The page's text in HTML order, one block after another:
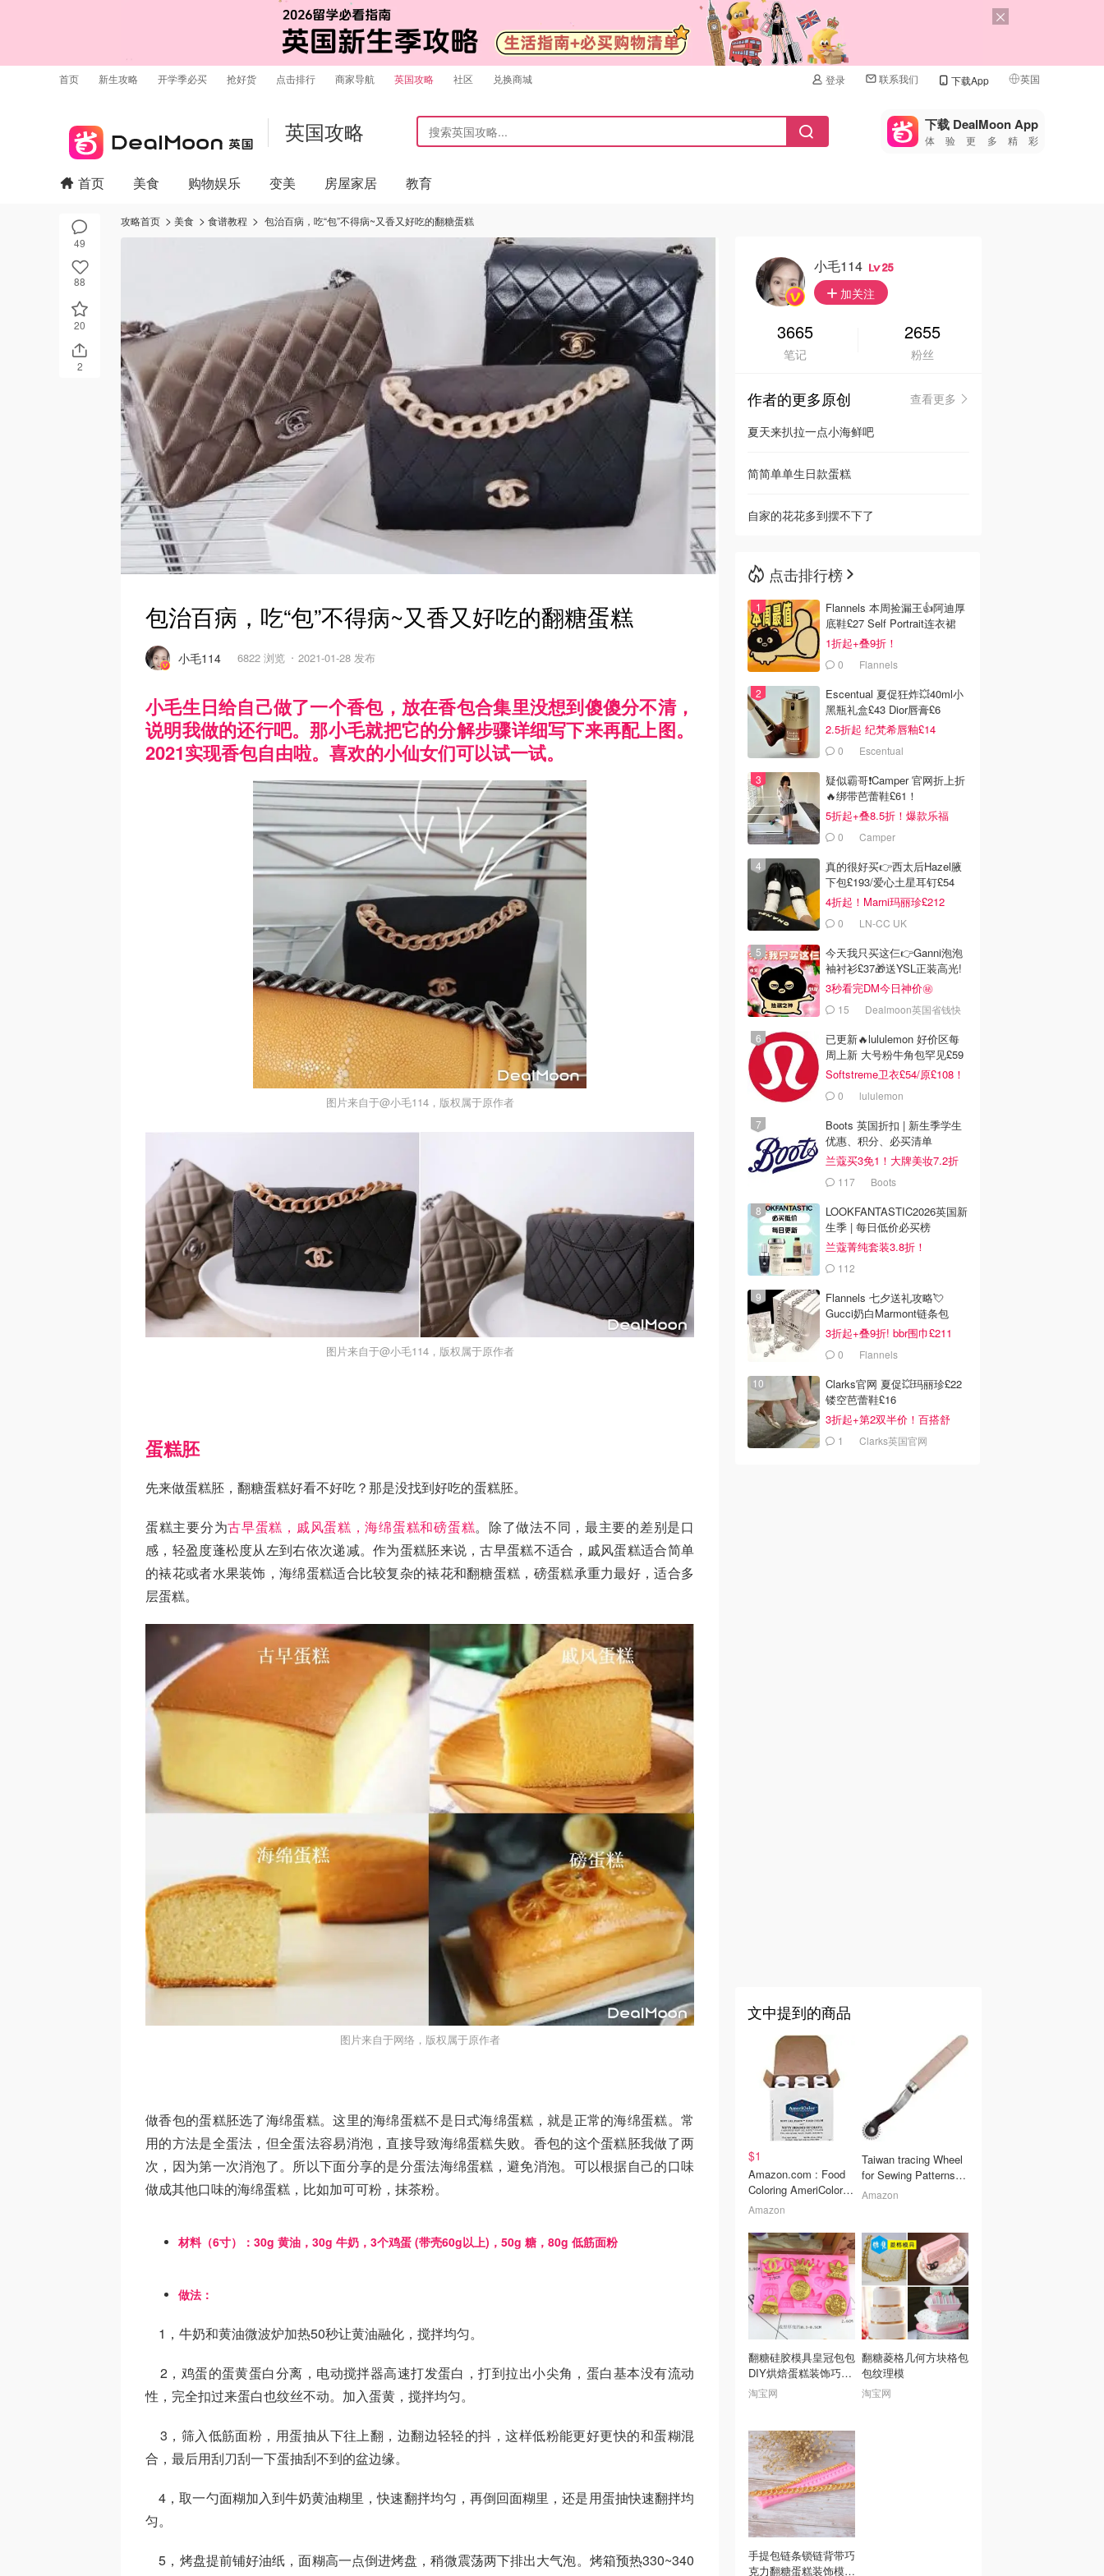
首页 新生攻略 开学季必买 抢好货 点击排行 商家导航 英国攻略 社区 兑换商城 登录 联系我们 下载App 英国
🇺🇸
🇨🇳 中国
🇮🇹
🇦🇺
🇳🇿新西兰
英国攻略 下载 DealMoon App
体验更多精彩
49
88
20
2
首页 美食 购物娱乐 变美 房屋家居 教育
攻略首页 美食 食谱教程 包治百病，吃“包”不得病~又香又好吃的翻糖蛋糕
包治百病，吃“包”不得病~又香又好吃的翻糖蛋糕
小毛114 6822 浏览 2021-01-28 发布
小毛生日给自己做了一个香包，放在香包合集里没想到傻傻分不清，
说明我做的还行吧。那小毛就把它的分解步骤详细写下来再配上图。
2021实现香包自由啦。喜欢的小仙女们可以试一试。
图片来自于@小毛114，版权属于原作者
图片来自于@小毛114，版权属于原作者
蛋糕胚
先来做蛋糕胚，翻糖蛋糕好看不好吃？那是没找到好吃的蛋糕胚。
蛋糕主要分为古早蛋糕，戚风蛋糕，海绵蛋糕和磅蛋糕。除了做法不同，最主要的差别是口
感，轻盈度蓬松度从左到右依次递减。作为蛋糕胚来说，古早蛋糕不适合，戚风蛋糕适合简单
的裱花或者水果装饰，海绵蛋糕适合比较复杂的裱花和翻糖蛋糕，磅蛋糕承重力最好，适合多
层蛋糕。
图片来自于网络，版权属于原作者
做香包的蛋糕胚选了海绵蛋糕。这里的海绵蛋糕不是日式海绵蛋糕，就是正常的海绵蛋糕。常
用的方法是全蛋法，但全蛋法容易消泡，直接导致海绵蛋糕失败。香包的这个蛋糕胚我做了两
次，因为第一次消泡了。所以下面分享的是分蛋法海绵蛋糕，避免消泡。可以根据自己的口味
做成其他口味的海绵蛋糕，比如加可可粉，抹茶粉。
材料（6寸）：30g 黄油，30g 牛奶，3个鸡蛋 (带壳60g以上)，50g 糖，80g 低筋面粉
做法：
1，牛奶和黄油微波炉加热50秒让黄油融化，搅拌均匀。
2，鸡蛋的蛋黄蛋白分离，电动搅拌器高速打发蛋白，打到拉出小尖角，蛋白基本没有流动
性，完全扣过来蛋白也纹丝不动。加入蛋黄，搅拌均匀。
3，筛入低筋面粉，用蛋抽从下往上翻，边翻边轻轻的抖，这样低粉能更好更快的和蛋糊混
合，最后用刮刀刮一下蛋抽刮不到的盆边缘。
4，取一勺面糊加入到牛奶黄油糊里，快速翻拌均匀，再倒回面糊里，还是用蛋抽快速翻拌均
匀。
5，烤盘提前铺好油纸，面糊高一点倒进烤盘，稍微震荡两下排出大气泡。烤箱预热330~340
小毛114 25
加关注
3665
笔记
2655
粉丝
作者的更多原创
查看更多
夏天来扒拉一点小海鲜吧
简简单单生日款蛋糕
自家的花花多到摆不下了
点击排行榜
Flannels 本周捡漏王👍阿迪厚
底鞋£27 Self Portrait连衣裙
£63
1折起+叠9折！
0 Flannels
Escentual 夏促狂炸💥40ml小
黑瓶礼盒£43 Dior唇膏£6
2.5折起 纪梵希唇釉£14
0 Escentual
疑似霸哥❗️Camper 官网折上折
🔥绑带芭蕾鞋£61！
5折起+叠8.5折！爆款乐福
£68！
0 Camper
真的很好买👉西太后Hazel腋
下包£193/爱心土星耳钉£54
4折起！Marni玛丽珍£212
0 LN-CC UK
今天我只买这仨👉Ganni泡泡
袖衬衫£37🎁送YSL正装高光!
3秒看完DM今日神价㊙️
15
Dealmoon英国省钱快
已更新🔥lululemon 好价区每
周上新 大号粉牛角包罕见£59
Softstreme卫衣£54/原£108！
0 lululemon
Boots 英国折扣 | 新生季学生
优惠、积分、必买清单
兰蔻买3免1！大牌美妆7.2折
117 Boots
LOOKFANTASTIC2026英国新
生季 | 每日低价必买榜
兰蔻菁纯套装3.8折！
112
Flannels 七夕送礼攻略💘
Gucci奶白Marmont链条包
£719
3折起+叠9折! bbr围巾£211
0 Flannels
Clarks官网 夏促💥玛丽珍£22
镂空芭蕾鞋£16
3折起+第2双半价！百搭舒
服！1 Clarks英国官网
文中提到的商品
$1
Amazon.com : Food
Coloring AmeriColor
Blush Soft Gel Paste
&amp; Gourmet Food
Amazon
Taiwan tracing Wheel
for Sewing Patterns,
Wood and Stainless
Overstitch Wheel,
Paper Perforator
Tracing Wheel
Sewing, Rotary
Perforator, Pounce
Wheels, 2 Pack
Amazon
翻糖硅胶模具皇冠包包
DIY烘焙蛋糕装饰巧克
力模具
淘宝网
翻糖菱格几何方块格包
包纹理模
淘宝网
手提包链条锁链背带巧
克力翻糖蛋糕装饰模具